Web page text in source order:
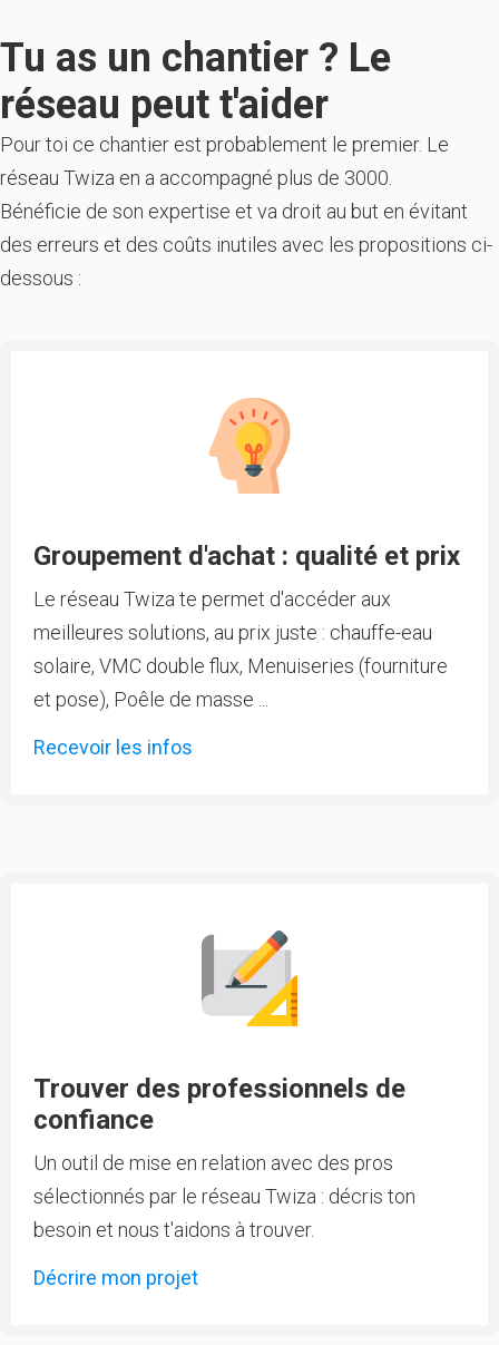
Tu as un chantier ? Le
réseau peut t'aider
Pour toi ce chantier est probablement le premier. Le
réseau Twiza en a accompagné plus de 3000.
Bénéficie de son expertise et va droit au but en évitant
des erreurs et des coûts inutiles avec les propositions ci-
dessous :
Groupement d'achat : qualité et prix
Le réseau Twiza te permet d'accéder aux
meilleures solutions, au prix juste : chauffe-eau
solaire, VMC double flux, Menuiseries (fourniture
et pose), Poêle de masse ...
Recevoir les infos
Trouver des professionnels de
confiance
Un outil de mise en relation avec des pros
sélectionnés par le réseau Twiza : décris ton
besoin et nous t'aidons à trouver.
Décrire mon projet